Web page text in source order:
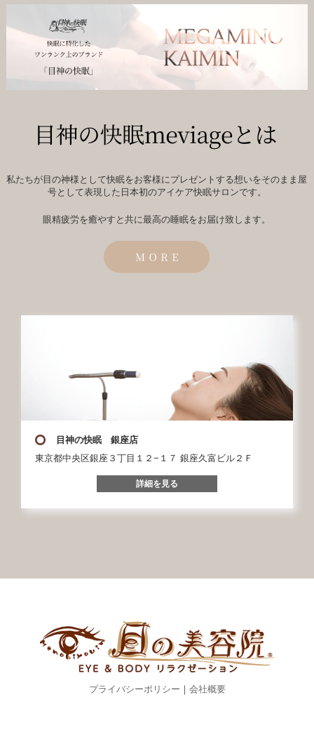
私たちが目の神様として快眠をお客様にプレゼントする想いをそのまま屋
号として表現した日本初のアイケア快眠サロンです。
眼精疲労を癒やすと共に最高の睡眠をお届け致します。
目神の快眠 銀座店
東京都中央区銀座３丁目１２−１７ 銀座久富ビル２Ｆ
詳細を見る
プライバシーポリシー ｜ 会社概要